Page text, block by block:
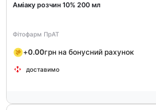
Аміаку розчин 10% 200 мл
Фітофарм ПрАТ
+0.00грн на бонусний рахунок
доставимо